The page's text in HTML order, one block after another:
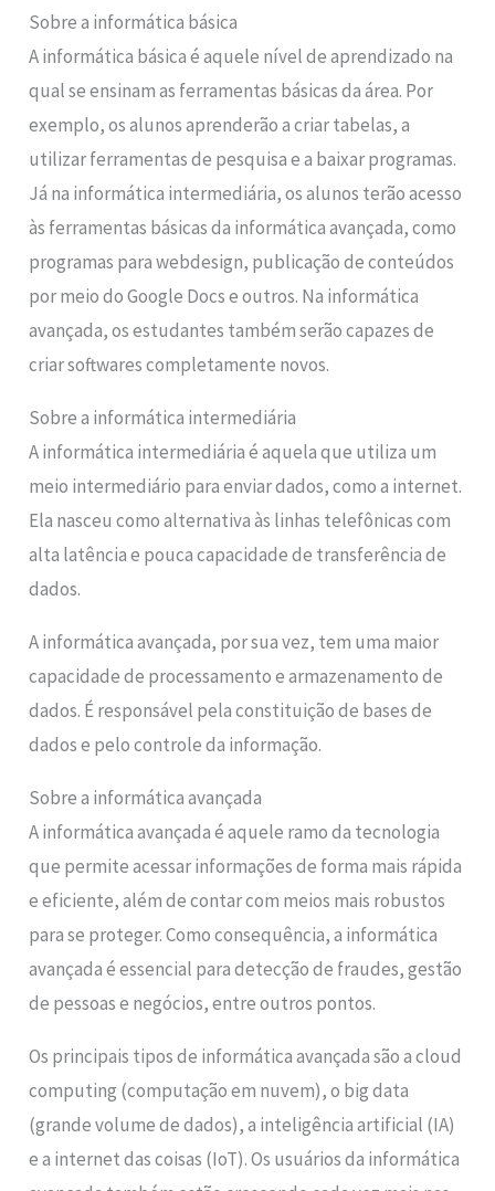
Sobre a informática básica
A informática básica é aquele nível de aprendizado na
qual se ensinam as ferramentas básicas da área. Por
exemplo, os alunos aprenderão a criar tabelas, a
utilizar ferramentas de pesquisa e a baixar programas.
Já na informática intermediária, os alunos terão acesso
às ferramentas básicas da informática avançada, como
programas para webdesign, publicação de conteúdos
por meio do Google Docs e outros. Na informática
avançada, os estudantes também serão capazes de
criar softwares completamente novos.
Sobre a informática intermediária
A informática intermediária é aquela que utiliza um
meio intermediário para enviar dados, como a internet.
Ela nasceu como alternativa às linhas telefônicas com
alta latência e pouca capacidade de transferência de
dados.
A informática avançada, por sua vez, tem uma maior
capacidade de processamento e armazenamento de
dados. É responsável pela constituição de bases de
dados e pelo controle da informação.
Sobre a informática avançada
A informática avançada é aquele ramo da tecnologia
que permite acessar informações de forma mais rápida
e eficiente, além de contar com meios mais robustos
para se proteger. Como consequência, a informática
avançada é essencial para detecção de fraudes, gestão
de pessoas e negócios, entre outros pontos.
Os principais tipos de informática avançada são a cloud
computing (computação em nuvem), o big data
(grande volume de dados), a inteligência artificial (IA)
e a internet das coisas (IoT). Os usuários da informática